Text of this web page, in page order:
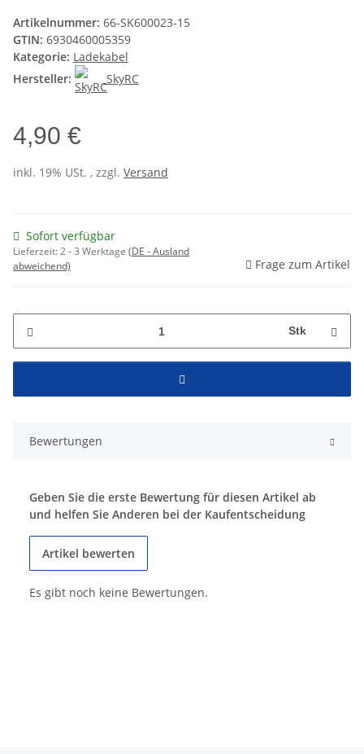
Artikelnummer: 66-SK600023-15
GTIN: 6930460005359
Kategorie: Ladekabel
Hersteller:
SkyRC
4,90 €
inkl. 19% USt. , zzgl. Versand
Sofort verfügbar
Lieferzeit:2 - 3 Werktage (DE - Ausland
abweichend)
Frage zum Artikel
Stk
Bewertungen
Geben Sie die erste Bewertung für diesen Artikel ab
und helfen Sie Anderen bei der Kaufentscheidung
Artikel bewerten
Es gibt noch keine Bewertungen.